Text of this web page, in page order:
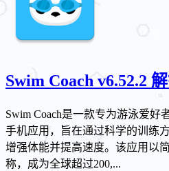
Swim Coach v6.52.2
Swim Coach是一款专为游泳爱好
手机应用，旨在通过科学的训练
增强体能并提高速度。该应用以
称，成为全球超过200,...